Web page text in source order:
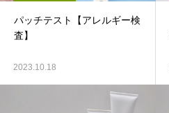
パッチテスト【アレルギー検
査】
2023.10.18